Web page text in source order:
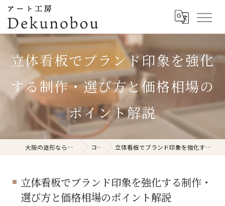
立体看板でブランド印象を強化
する制作・選び方と価格相場の
ポイント解説
大阪の造形ならアート工房Dekunobou コラム 立体看板でブランド印象を強化する制作・選び方と価格相場のポイント解説
立体看板でブランド印象を強化する制作・
選び方と価格相場のポイント解説